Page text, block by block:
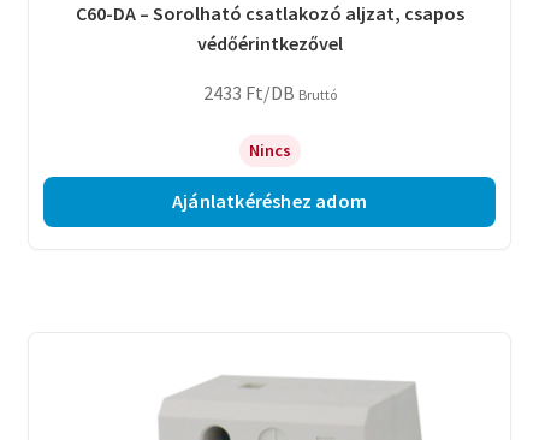
C60-DA – Sorolható csatlakozó aljzat, csapos
védőérintkezővel
2433 Ft/DB Bruttó
Nincs
Ajánlatkéréshez adom